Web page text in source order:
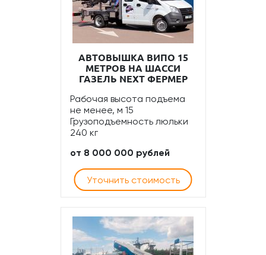
АВТОВЫШКА ВИПО 15
МЕТРОВ НА ШАССИ
ГАЗЕЛЬ NEXT ФЕРМЕР
Рабочая высота подъема
не менее, м 15
Грузоподъемность люльки
240 кг
от 8 000 000 рублей
Уточнить стоимость